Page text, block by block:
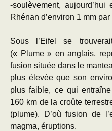
-soulèvement,
Rhénan d’environ 1 mm par
Sous l’Eifel se
(« Plume » en anglais,
fusion située dans le
plus élevée que son
plus faible, ce qui
160 km de la croûte
(plume). D’où fusion de
magma, éruptions.